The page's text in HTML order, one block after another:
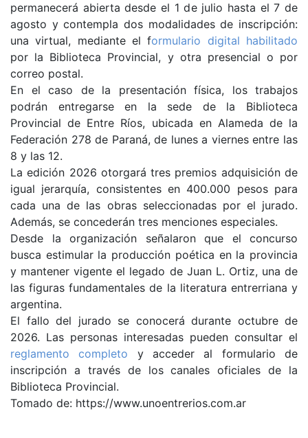
permanecerá abierta desde el 1 de julio hasta el 7 de
agosto y contempla dos modalidades de inscripción:
una virtual, mediante el formulario digital habilitado
por la Biblioteca Provincial, y otra presencial o por
correo postal.
En el caso de la presentación física, los trabajos
podrán entregarse en la sede de la Biblioteca
Provincial de Entre Ríos, ubicada en Alameda de la
Federación 278 de Paraná, de lunes a viernes entre las
8 y las 12.
La edición 2026 otorgará tres premios adquisición de
igual jerarquía, consistentes en 400.000 pesos para
cada una de las obras seleccionadas por el jurado.
Además, se concederán tres menciones especiales.
Desde la organización señalaron que el concurso
busca estimular la producción poética en la provincia
y mantener vigente el legado de Juan L. Ortiz, una de
las figuras fundamentales de la literatura entrerriana y
argentina.
El fallo del jurado se conocerá durante octubre de
2026. Las personas interesadas pueden consultar el
reglamento completo y acceder al formulario de
inscripción a través de los canales oficiales de la
Biblioteca Provincial.
Tomado de: https://www.unoentrerios.com.ar